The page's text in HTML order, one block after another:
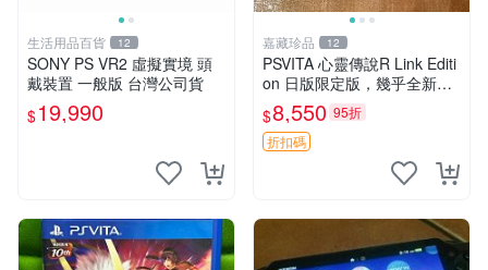
生活用品百貨 12
SONY PS VR2 虛擬實境 頭
戴裝置 一般版 台灣公司貨
$19,990
嘉藏珍品 12
PSVITA 心靈傳說R Link Editi
on 日版限定版，幾乎全新，
配件齊全，原裝包裝盒，說明
書，底座，掛件，布袋，卡都
在，游戲光盤已拆封但保存
$8,550 95折
折扣碼